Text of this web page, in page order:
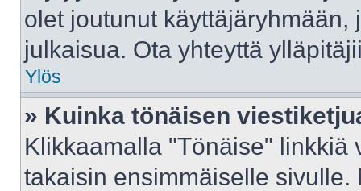
olet joutunut
julkaisua. Ota yhteyttä
Ylös
» Kuinka tönäisen
Klikkaamalla "Tönäise" linkkiä
takaisin ensimmäiselle